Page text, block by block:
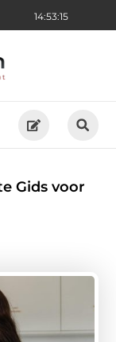
14:53:17
Gids voor